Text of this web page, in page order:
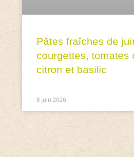
Pâtes fraîches de
courgettes, tomates
citron et basilic
8 juin 2026